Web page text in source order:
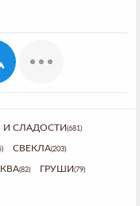
И СЛАДОСТИ (681)
СВЕКЛА(203)
(82) ГРУШИ (79)